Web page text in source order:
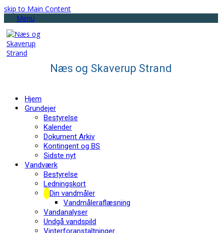
skip to Main Content
Menu
Næs og Skaverup Strand
Hjem
Grundejer
Bestyrelse
Kalender
Dokument Arkiv
Kontingent og BS
Sidste nyt
Vandværk
Bestyrelse
Ledningskort
Din vandmåler
Vandmåleraflæsning
Vandanalyser
Undgå vandspild
Vinterforanstaltninger